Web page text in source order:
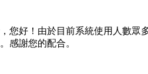
您好！由於目前系統使用人數眾
感謝您的配合。